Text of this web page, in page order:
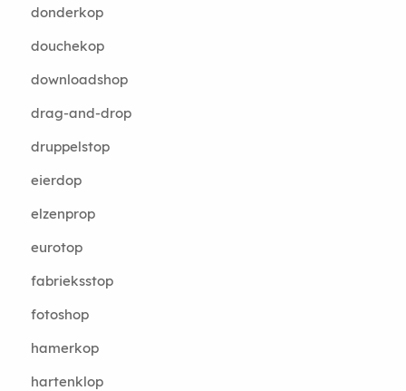
donderkop
douchekop
downloadshop
drag-and-drop
druppelstop
eierdop
elzenprop
eurotop
fabrieksstop
fotoshop
hamerkop
hartenklop